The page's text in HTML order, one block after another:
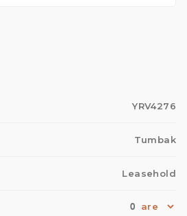
YRV4276
Tumbak
Leasehold
0